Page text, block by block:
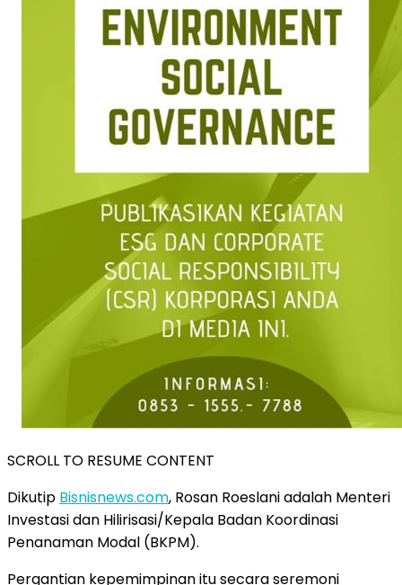
SCROLL TO RESUME CONTENT
Dikutip Bisnisnews.com, Rosan Roeslani adalah Menteri
Investasi dan Hilirisasi/Kepala Badan Koordinasi
Penanaman Modal (BKPM).
Pergantian kepemimpinan itu secara seremoni